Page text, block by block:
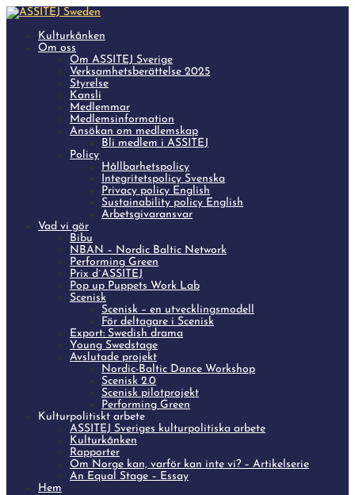
Kulturkånken
Om oss
Om ASSITEJ Sverige
Verksamhetsberättelse 2025
Styrelse
Kansli
Medlemmar
Medlemsinformation
Ansökan om medlemskap
Bli medlem i ASSITEJ
Policy
Hållbarhetspolicy
Integritetspolicy Svenska
Privacy policy English
Sustainability policy English
Arbetsgivaransvar
Vad vi gör
Bibu
NBAN – Nordic Baltic Network
Performing Green
Prix d´ASSITEJ
Pop up Puppets Work Lab
Scenisk
Scenisk – en utvecklingsmodell
För deltagare i Scenisk
Export: Swedish drama
Young Swedstage
Avslutade projekt
Nordic-Baltic Dance Workshop
Scenisk 2.0
Scenisk pilotprojekt
Performing Green
Kulturpolitiskt arbete
ASSITEJ Sveriges kulturpolitiska arbete
Kulturkånken
Rapporter
Om Norge kan, varför kan inte vi? – Artikelserie
An Equal Stage – Essay
Hem